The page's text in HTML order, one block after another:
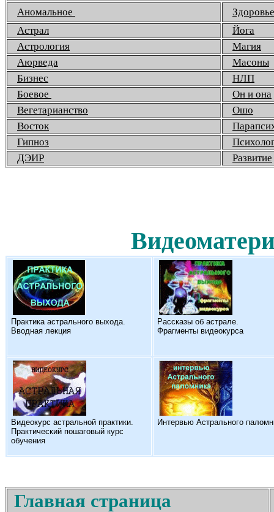
Аномальное
Здоровье
Астрал
Йога
Астрология
Магия
Аюрведа
Масоны
Бизнес
НЛП
Боевое
Он и она
Вегетарианство
Ошо
Восток
Гипноз
ДЭИР
Развитие
Практика астрального выхода.
Вводная лекция
Рассказы об астрале.
Фрагменты видеокурса
Видеокурс астральной практики.
Практический пошаговый курс
обучения
Интервью Астрального
Главная страница